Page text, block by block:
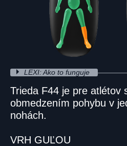
LEXI: Ako to funguje
Trieda F44 je pre atlétov
obmedzením pohybu v
nohách.
VRH GUĽOU